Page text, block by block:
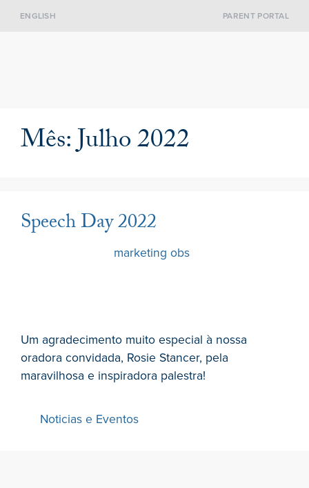
ENGLISH PARENT PORTAL
Mês:Julho 2022
Speech Day 2022
marketing obs
Um agradecimento muito especial à nossa
oradora convidada, Rosie Stancer, pela
maravilhosa e inspiradora palestra!
Noticias e Eventos